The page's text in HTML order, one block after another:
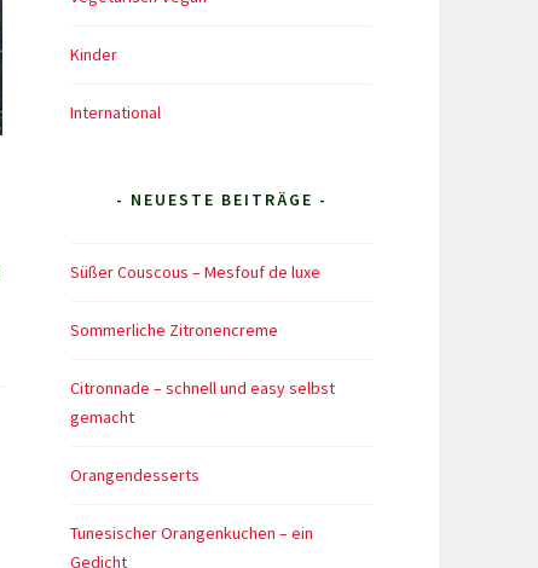
Kinder
International
- NEUESTE BEITRÄGE -
Süßer Couscous – Mesfouf de luxe
Sommerliche Zitronencreme
Citronnade – schnell und easy selbst
gemacht
Orangendesserts
Tunesischer Orangenkuchen – ein
Gedicht